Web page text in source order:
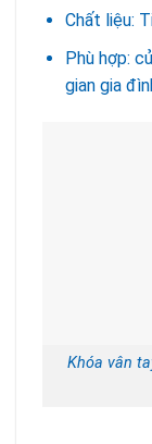
Chất liệu:
Phù hợp:
gian gia
Khóa vân